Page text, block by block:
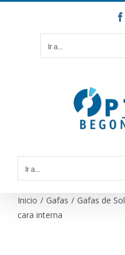
Ir a...
Ir a...
Inicio / Gafas / Gafas de Sol
cara interna